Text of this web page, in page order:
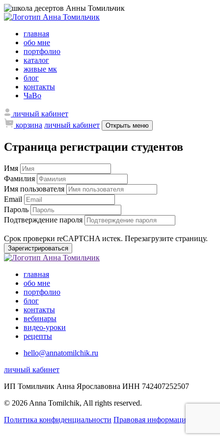
главная
обо мне
портфолио
каталог
живые мк
блог
контакты
ЧаВо
личный кабинет
корзина личный кабинет Открыть меню
Страница регистрации студентов
Имя
Фамилия
Имя пользователя
Email
Пароль
Подтверждение пароля
Срок проверки reCAPTCHA истек. Перезагрузите страницу.
Зарегистрироваться
главная
обо мне
портфолио
блог
контакты
вебинары
видео-уроки
рецепты
hello@annatomilchik.ru
личный кабинет
ИП Томильчик Анна Ярославовна ИНН 742407252507
© 2026 Anna Tomilchik, All rights reserved.
Политика конфиденциальности Правовая информация